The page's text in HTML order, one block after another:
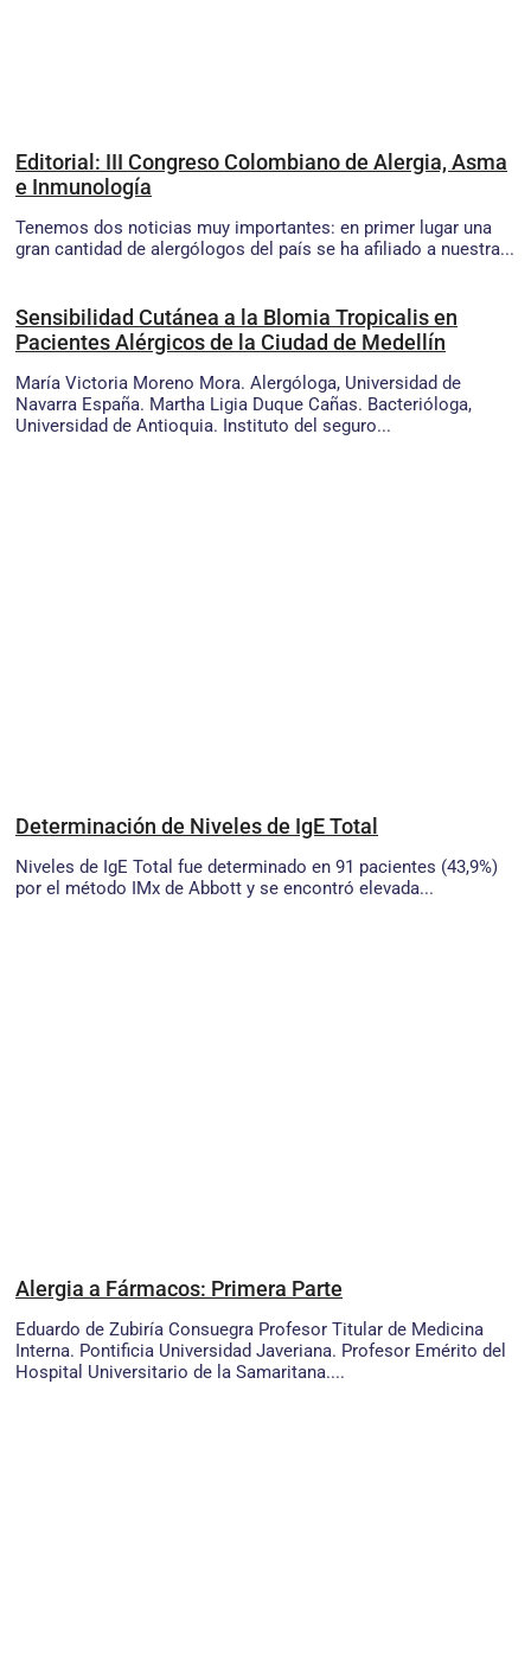
Editorial: III Congreso Colombiano de Alergia, Asma
e Inmunología
Tenemos dos noticias muy importantes: en primer lugar una
gran cantidad de alergólogos del país se ha afiliado a nuestra...
Sensibilidad Cutánea a la Blomia Tropicalis en
Pacientes Alérgicos de la Ciudad de Medellín
María Victoria Moreno Mora. Alergóloga, Universidad de
Navarra España. Martha Ligia Duque Cañas. Bacterióloga,
Universidad de Antioquia. Instituto del seguro...
Determinación de Niveles de IgE Total
Niveles de IgE Total fue determinado en 91 pacientes (43,9%)
por el método IMx de Abbott y se encontró elevada...
Alergia a Fármacos: Primera Parte
Eduardo de Zubiría Consuegra Profesor Titular de Medicina
Interna. Pontificia Universidad Javeriana. Profesor Emérito del
Hospital Universitario de la Samaritana....